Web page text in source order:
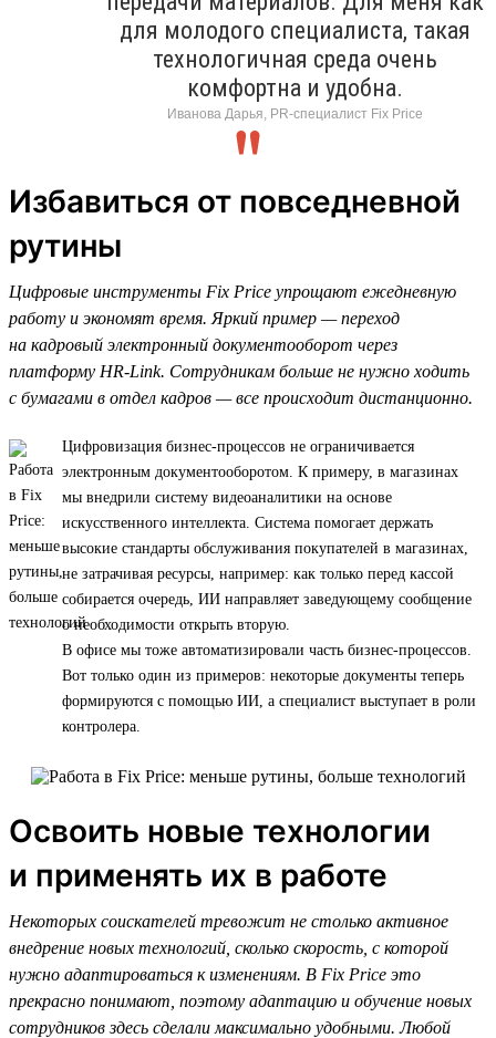
для молодого специалиста, такая
технологичная среда очень
комфортна и удобна.
Иванова Дарья, PR-специалист Fix Price
Избавиться от повседневной
рутины
Цифровые инструменты Fix Price упрощают ежедневную
работу и экономят время. Яркий пример — переход
на кадровый электронный документооборот через
платформу HR-Link. Сотрудникам больше не нужно ходить
с бумагами в отдел кадров — все происходит дистанционно.
Цифровизация бизнес-процессов не ограничивается
электронным документооборотом. К примеру, в магазинах
мы внедрили систему видеоаналитики на основе
искусственного интеллекта. Система помогает держать
высокие стандарты обслуживания покупателей в магазинах,
не затрачивая ресурсы, например: как только перед кассой
собирается очередь, ИИ направляет заведующему сообщение
о необходимости открыть вторую.
В офисе мы тоже автоматизировали часть бизнес-процессов.
Вот только один из примеров: некоторые документы теперь
формируются с помощью ИИ, а специалист выступает в роли
контролера.
Освоить новые технологии
и применять их в работе
Некоторых соискателей тревожит не столько активное
внедрение новых технологий, сколько скорость, с которой
нужно адаптироваться к изменениям. В Fix Price это
прекрасно понимают, поэтому адаптацию и обучение новых
сотрудников здесь сделали максимально удобными. Любой